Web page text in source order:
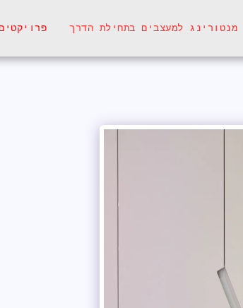
מנטורינג למעצבים בתחילת הדרך